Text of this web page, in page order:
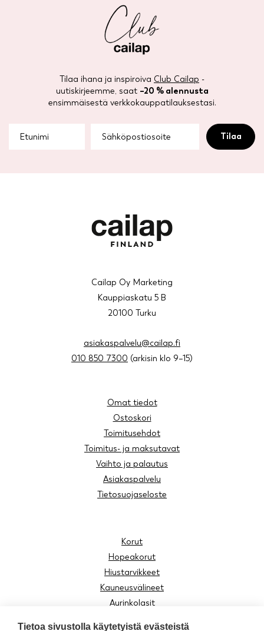
Tilaa ihana ja inspiroiva Club Cailap -
uutiskirjeemme, saat –20 % alennusta
ensimmäisestä verkkokauppatilauksestasi.
Cailap Oy Marketing
Kauppiaskatu 5 B
20100 Turku
asiakaspalvelu@cailap.fi
010 850 7300 (arkisin klo 9–15)
Omat tiedot
Ostoskori
Toimitusehdot
Toimitus- ja maksutavat
Vaihto ja palautus
Asiakaspalvelu
Tietosuojaseloste
Korut
Hopeakorut
Hiustarvikkeet
Kauneusvälineet
Aurinkolasit
Tietoa sivustolla käytetyistä evästeistä